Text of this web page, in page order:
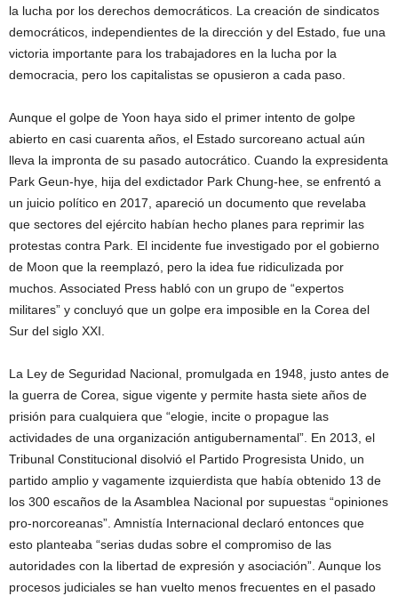
la lucha por los derechos democráticos. La creación de sindicatos
democráticos, independientes de la dirección y del Estado, fue una
victoria importante para los trabajadores en la lucha por la
democracia, pero los capitalistas se opusieron a cada paso.
Aunque el golpe de Yoon haya sido el primer intento de golpe
abierto en casi cuarenta años, el Estado surcoreano actual aún
lleva la impronta de su pasado autocrático. Cuando la expresidenta
Park Geun-hye, hija del exdictador Park Chung-hee, se enfrentó a
un juicio político en 2017, apareció un documento que revelaba
que sectores del ejército habían hecho planes para reprimir las
protestas contra Park. El incidente fue investigado por el gobierno
de Moon que la reemplazó, pero la idea fue ridiculizada por
muchos. Associated Press habló con un grupo de “expertos
militares” y concluyó que un golpe era imposible en la Corea del
Sur del siglo XXI.
La Ley de Seguridad Nacional, promulgada en 1948, justo antes de
la guerra de Corea, sigue vigente y permite hasta siete años de
prisión para cualquiera que “elogie, incite o propague las
actividades de una organización antigubernamental”. En 2013, el
Tribunal Constitucional disolvió el Partido Progresista Unido, un
partido amplio y vagamente izquierdista que había obtenido 13 de
los 300 escaños de la Asamblea Nacional por supuestas “opiniones
pro-norcoreanas”. Amnistía Internacional declaró entonces que
esto planteaba “serias dudas sobre el compromiso de las
autoridades con la libertad de expresión y asociación”. Aunque los
procesos judiciales se han vuelto menos frecuentes en el pasado